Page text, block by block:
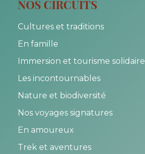
NOS CIRCUITS
Cultures et traditions
En famille
Immersion et tourisme solidaire
Les incontournables
Nature et biodiversité
Nos voyages signatures
En amoureux
Trek et aventures